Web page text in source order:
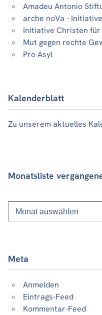
Amadeu Antonio
arche noVa -
Initiative Christen für
Mut gegen rechte
Pro Asyl
Kalenderblatt
Zu unserem aktuelles
Monatsliste
Monatsliste
vergangener
Beiträge
Meta
Anmelden
Eintrags-Feed
Kommentar-Feed